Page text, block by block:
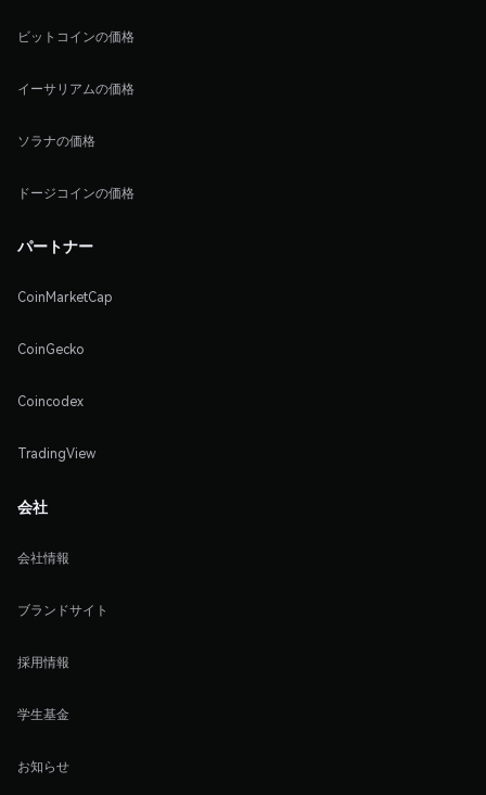
ビットコインの価格
イーサリアムの価格
ソラナの価格
ドージコインの価格
パートナー
CoinMarketCap
CoinGecko
Coincodex
TradingView
会社
会社情報
ブランドサイト
採用情報
学生基金
お知らせ